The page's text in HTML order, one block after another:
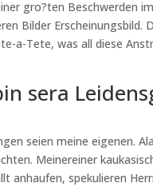
gro?ten Beschwerden
Bilder
a-Tete, was all diese
sera
seien meine eigenen.
Meinereiner
anhaufen, spekulieren